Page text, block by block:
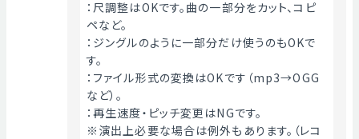
：尺調整はOKです。曲の一部分をカット、コピ
ペなど。
：ジングルのように一部分だけ使うのもOKで
す。
：ファイル形式の変換はOKです（mp3→OGG
など）。
：再生速度・ピッチ変更はNGです。
※演出上必要な場合は例外もあります。（レコ